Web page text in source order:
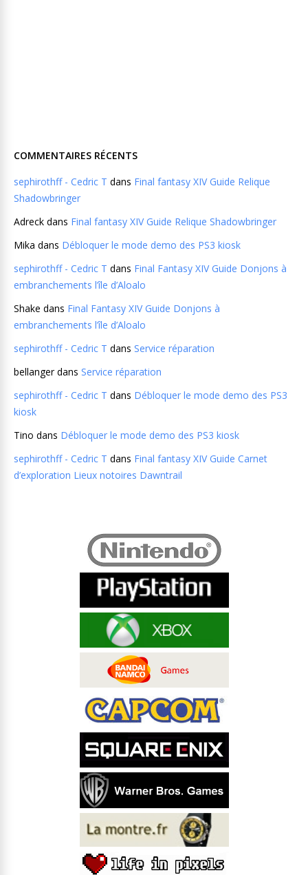
COMMENTAIRES RÉCENTS
sephirothff - Cedric T dans Final fantasy XIV Guide Relique
Shadowbringer
Adreck dans Final fantasy XIV Guide Relique Shadowbringer
Mika dans Débloquer le mode demo des PS3 kiosk
sephirothff - Cedric T dans Final Fantasy XIV Guide Donjons à
embranchements l’île d’Aloalo
Shake dans Final Fantasy XIV Guide Donjons à
embranchements l’île d’Aloalo
sephirothff - Cedric T dans Service réparation
bellangerdans Service réparation
sephirothff - Cedric T dans Débloquer le mode demo des PS3
kiosk
Tino dans Débloquer le mode demo des PS3 kiosk
sephirothff - Cedric T dans Final fantasy XIV Guide Carnet
d’exploration Lieux notoires Dawntrail